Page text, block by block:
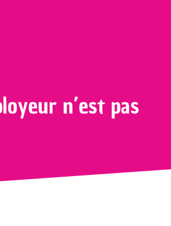
n’est pas